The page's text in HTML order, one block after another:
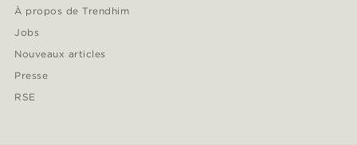
À propos de Trendhim
Jobs
Nouveaux articles
Presse
RSE